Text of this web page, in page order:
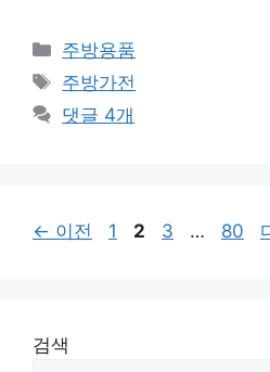
카
테
리
주방용품
태
그
주방가전
댓글 4개
← 이전
페
1
페
2
페
3 …
페
80
검색